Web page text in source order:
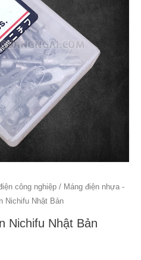
công nghiệp / Máng điện nhựa -
Nichifu Nhật Bản
Nichifu Nhật Bản